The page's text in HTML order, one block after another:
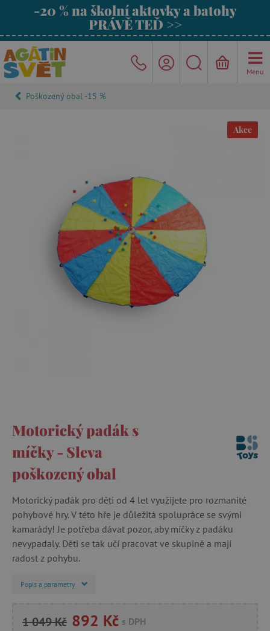
-20 % na školní aktovky a batohy
PRÁVĚ TEĎ >>
Menu
Poškozený obal -15 %
Akce
Motorický padák s
míčky - Sleva
poškozený obal
Motorický padák pro děti od 4 let využijete pro rozmanité
pohybové hry. V této hře je důležitá spolupráce se svými
kamarády! Je potřeba dávat pozor, aby míčky z padáku
nevypadaly. Děti se tak učí pracovat ve skupině a mají
radost z pohybu.
Popis a parametry
1 049 Kč 892 Kč s DPH